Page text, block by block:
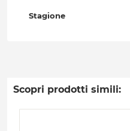
Stagione
Scopri prodotti simili: